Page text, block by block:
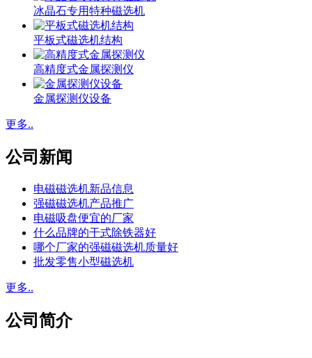
冰晶石专用特种磁选机
平板式磁选机结构
高精度式金属探测仪
金属探测仪设备
更多..
公司新闻
电磁磁选机新品信息
强磁磁选机产品推广
电磁吸盘便宜的厂家
什么品牌的干式除铁器好
哪个厂家的强磁磁选机质量好
批发零售小型磁选机
更多..
公司简介